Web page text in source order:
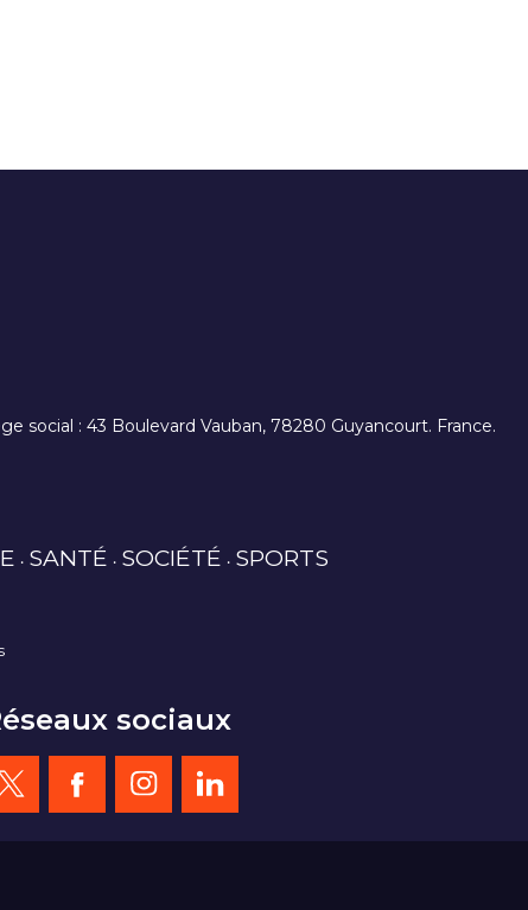
social : 43 Boulevard Vauban, 78280 Guyancourt. France.
SANTÉ SOCIÉTÉ SPORTS
sociaux